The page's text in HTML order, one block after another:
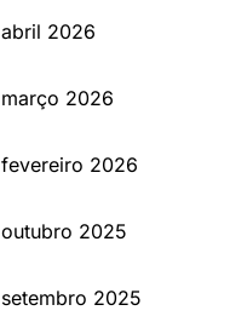
abril 2026
março 2026
fevereiro 2026
outubro 2025
setembro 2025